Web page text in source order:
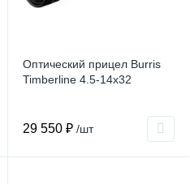
Оптический прицел Burris
Timberline 4.5-14x32
29 550 ₽ /шт